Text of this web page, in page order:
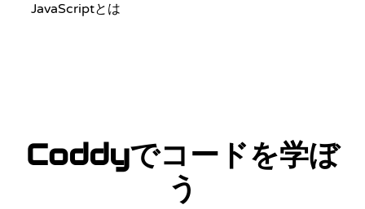
JavaScriptとは
Coddyでコードを学ぼ
う